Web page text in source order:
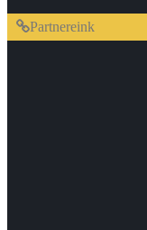
Partnereink